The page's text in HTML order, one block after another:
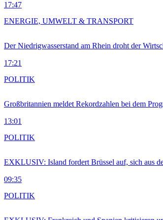
17:47
Der Niedrigwasserstand am Rhein droht der
17:21
ENERGIE, UMWELT & TRANSPORT
Großbritannien meldet Rekordzahlen bei dem
13:01
POLITIK
EXKLUSIV: Island fordert Brüssel auf, sich aus
09:35
POLITIK
POLITIK